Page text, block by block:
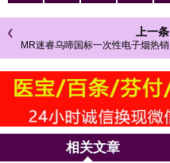
上一条
MR迷睿乌啼国标一次性电子烟热销
相关文章